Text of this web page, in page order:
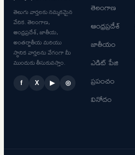
తెలుగు వార్తలకు నమ్మకమైన
వేదిక. తెలంగాణ,
ఆంధ్రప్రదేశ్, జాతీయ,
అంతర్జాతీయ మరియు
స్థానిక వార్తలను వేగంగా మీ
ముందుకు తీసుకువస్తాం.
f X ▶ ◎
తెలంగాణ
ఆంధ్రప్రదేశ్
జాతీయం
ఎడిట్ పేజి
ప్రపంచం
వినోదం